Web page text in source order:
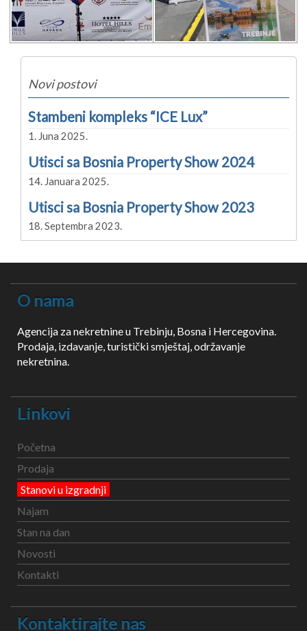
Novi postovi
Stambeni kompleks “ICE Lux”
1. Juna 2025.
Utisci sa Bosnia Property Show 2024
14. Januara 2025.
Utisci sa Bosnia Property Show 2023
18. Septembra 2023.
O nama
Agencija za nekretnine u Trebinju, Bosna i Hercegovina.
Prodaja, izdavanje, turistički smještaj, održavanje
nekretnina.
Linkovi
Početna
Prodaja
Stanovi u izgradnji
Najam
Stan na dan
Novosti
Kontakti
Kontaktirajte nas